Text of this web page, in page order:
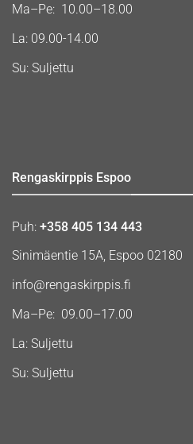
Ma–Pe: 10.00–18.00
La: 09.00-14.00
Su: Suljettu
Rengaskirppis Espoo
Puh: +358 405 134 443
Sinimäentie 15A, Espoo 02180
info@rengaskirppis.fi
Ma–Pe: 09.00–17.00
La: Suljettu
Su: Suljettu